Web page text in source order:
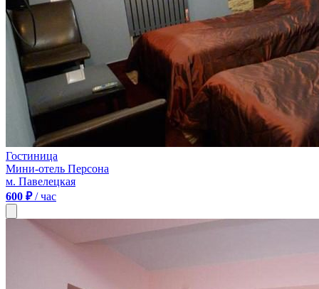
Гостиница
Мини-отель Персона
м. Павелецкая
600 ₽/ час